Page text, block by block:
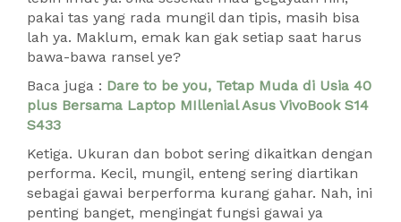
pakai tas yang rada mungil dan tipis, masih bisa
lah ya. Maklum, emak kan gak setiap saat harus
bawa-bawa ransel ye?
Baca juga : Dare to be you, Tetap Muda di Usia 40
plus Bersama Laptop MIllenial Asus VivoBook S14
S433
Ketiga. Ukuran dan bobot sering dikaitkan dengan
performa. Kecil, mungil, enteng sering diartikan
sebagai gawai berperforma kurang gahar. Nah, ini
penting banget, mengingat fungsi gawai ya